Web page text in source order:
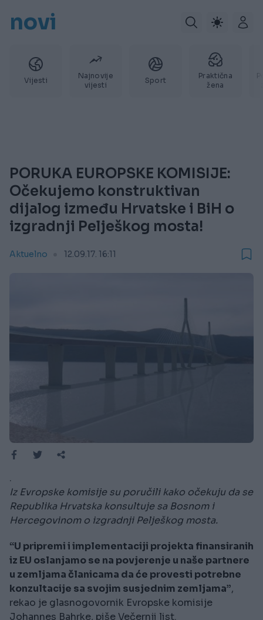
novi
Vijesti
Najnovije
vijesti
Sport
Praktična
žena
PORUKA EUROPSKE KOMISIJE:
Očekujemo konstruktivan
dijalog između Hrvatske i BiH o
izgradnji Pelješkog mosta!
Aktuelno 12.09.17. 16:11
.
Iz Evropske komisije su poručili kako očekuju da se
Republika Hrvatska konsultuje sa Bosnom i
Hercegovinom o izgradnji Pelješkog mosta.
“U pripremi i implementaciji projekta finansiranih
iz EU oslanjamo se na povjerenje u naše partnere
u zemljama članicama da će provesti potrebne
konzultacije sa svojim susjednim zemljama”,
rekao je glasnogovornik Evropske komisije
Johannes Bahrke, piše Večernji list.